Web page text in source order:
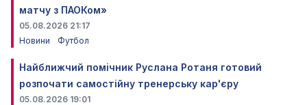
матчу з ПАОКом»
05.08.2026 21:17
Новини
Футбол
Найближчий помічник Руслана Ротаня готовий
розпочати самостійну тренерську кар'єру
05.08.2026 19:01